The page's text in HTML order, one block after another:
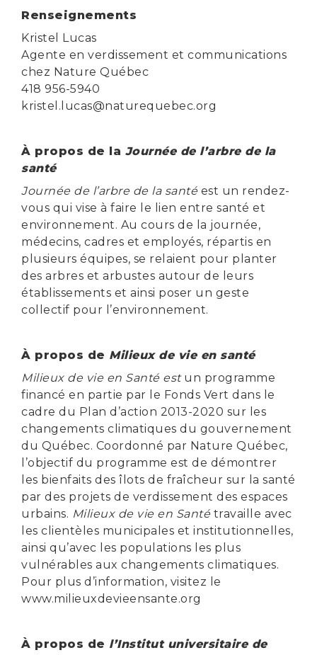
Renseignements
Kristel Lucas
Agente en verdissement et communications
chez Nature Québec
418 956-5940
kristel.lucas@naturequebec.org
À propos de la Journée de l’arbre de la
santé
Journée de l’arbre de la santé est un rendez-
vous qui vise à faire le lien entre santé et
environnement. Au cours de la journée,
médecins, cadres et employés, répartis en
plusieurs équipes, se relaient pour planter
des arbres et arbustes autour de leurs
établissements et ainsi poser un geste
collectif pour l’environnement.
À propos de Milieux de vie en santé
Milieux de vie en Santé estun programme
financé en partie par le Fonds Vert dans le
cadre du Plan d’action 2013-2020 sur les
changements climatiques du gouvernement
du Québec. Coordonné par Nature Québec,
l’objectif du programme est de démontrer
les bienfaits des îlots de fraîcheur sur la santé
par des projets de verdissement des espaces
urbains. Milieux de vie en Santé travaille avec
les clientèles municipales et institutionnelles,
ainsi qu’avec les populations les plus
vulnérables aux changements climatiques.
Pour plus d’information, visitez le
www.milieuxdevieensante.org
À propos de l’Institut universitaire de